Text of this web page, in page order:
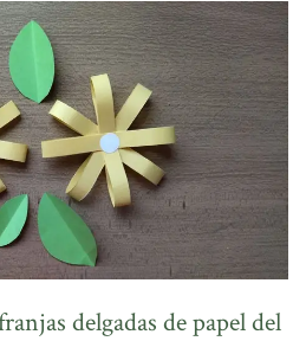
delgadas de papel del